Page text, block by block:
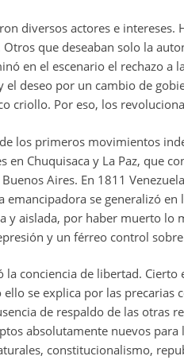
diversos actores e intereses.
que deseaban solo la
en el escenario el rechazo a
el deseo por un cambio de
criollo. Por eso, los
los primeros movimientos
en Chuquisaca y La Paz, que
Aires. En 1811
emancipadora se generalizó en
y aislada, por haber muerto lo
y un férreo control
la conciencia de libertad.
se explica por las precarias
de respaldo de las otras
absolutamente nuevos para
constitucionalismo,